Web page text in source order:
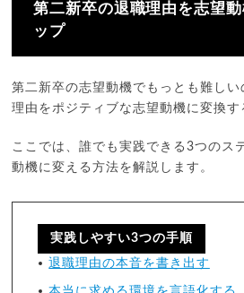
第二新卒の退職理由を志望
ップ
第二新卒の志望動機でもっとも難し
理由をポジティブな志望動機に変換す
ここでは、誰でも実践できる3つのス
動機に変える方法を解説します。
実践しやすい3つの手順
退職理由の本音を書き出す